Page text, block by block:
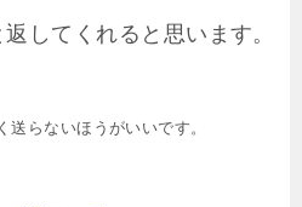
してくれると思います。
らないほうがいいです。